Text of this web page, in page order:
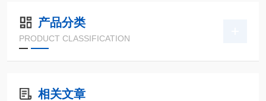
产品分类
PRODUCT CLASSIFICATION
相关文章